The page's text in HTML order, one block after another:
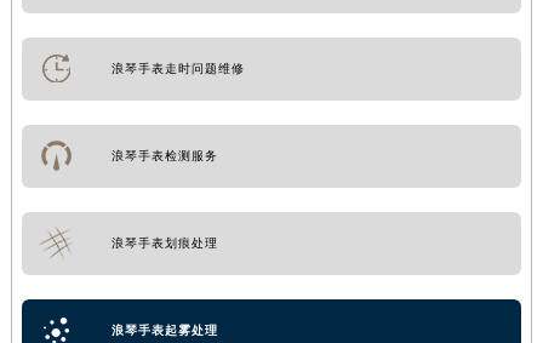
浪琴手表走时问题维修
浪琴手表检测服务
浪琴手表划痕处理
浪琴手表起雾处理